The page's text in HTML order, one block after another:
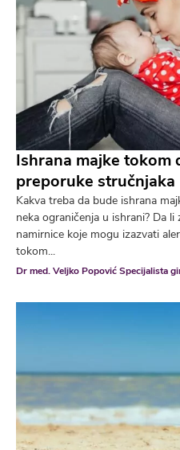
Ishrana majke tokom
preporuke stručnjaka
Kakva treba da bude ishrana
neka ograničenja u ishrani? Da
namirnice koje mogu izazvati
tokom...
Dr med. Veljko Popović Specijalista